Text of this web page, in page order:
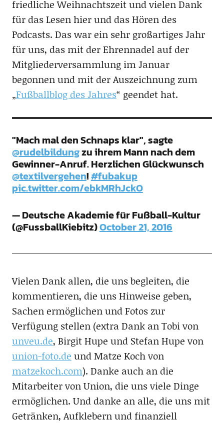
friedliche Weihnachtszeit und vielen Dank
für das Lesen hier und das Hören des
Podcasts. Das war ein sehr großartiges Jahr
für uns, das mit der Ehrennadel auf der
Mitgliederversammlung im Januar
begonnen und mit der Auszeichnung zum
„Fußballblog des Jahres“ geendet hat.
"Mach mal den Schnaps klar", sagte
@rudelbildungzu ihrem Mann nach dem
Gewinner-Anruf. Herzlichen Glückwunsch
@textilvergehen!#fubakup
pic.twitter.com/ebkMRhJckO
— Deutsche Akademie für Fußball-Kultur
(@FussballKiebitz)October 21, 2016
Vielen Dank allen, die uns begleiten, die
kommentieren, die uns Hinweise geben,
Sachen ermöglichen und Fotos zur
Verfügung stellen (extra Dank an Tobi von
unveu.de, Birgit Hupe und Stefan Hupe von
union-foto.de und Matze Koch von
matzekoch.com). Danke auch an die
Mitarbeiter von Union, die uns viele Dinge
ermöglichen. Und danke an alle, die uns mit
Getränken, Aufklebern und finanziell